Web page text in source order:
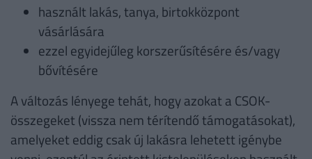
használt lakás, tanya, birtokközpont
vásárlására
ezzel egyidejűleg korszerűsítésére és/vagy
bővítésére
A változás lényege tehát, hogy azokat a CSOK-
összegeket (vissza nem térítendő támogatásokat),
amelyeket eddig csak új lakásra lehetett igénybe